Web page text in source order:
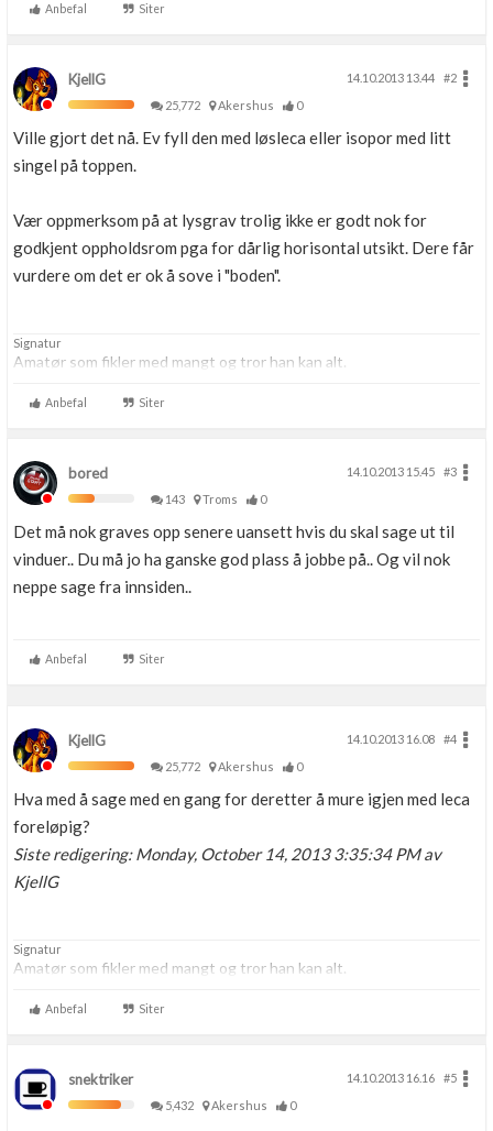
Anbefal Siter
KjellG 14.10.2013 13.44
#2
25,772
Akershus 0
Ville gjort det nå. Ev fyll den med løsleca eller isopor med litt
singel på toppen.
Vær oppmerksom på at lysgrav trolig ikke er godt nok for
godkjent oppholdsrom pga for dårlig horisontal utsikt. Dere får
vurdere om det er ok å sove i "boden".
Signatur
Amatør som fikler med mangt og tror han kan alt.
Anbefal Siter
bored 14.10.2013 15.45
#3
143
Troms 0
Det må nok graves opp senere uansett hvis du skal sage ut til
vinduer.. Du må jo ha ganske god plass å jobbe på.. Og vil nok
neppe sage fra innsiden..
Anbefal Siter
KjellG 14.10.2013 16.08
#4
25,772
Akershus 0
Hva med å sage med en gang for deretter å mure igjen med leca
foreløpig?
Siste redigering: Monday, October 14, 2013 3:35:34 PM av
KjellG
Signatur
Amatør som fikler med mangt og tror han kan alt.
Anbefal Siter
snektriker 14.10.2013 16.16
#5
5,432
Akershus 0